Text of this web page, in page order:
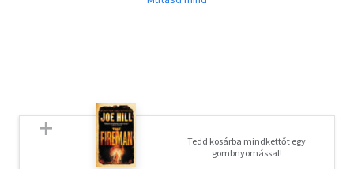
Tedd kosárba mindkettőt egy
gombnyomással!